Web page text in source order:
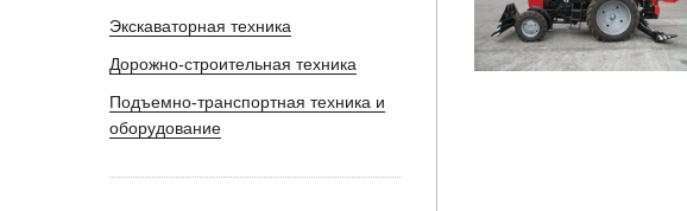
Экскаваторная техника
Дорожно-строительная техника
Подъемно-транспортная техника и
оборудование